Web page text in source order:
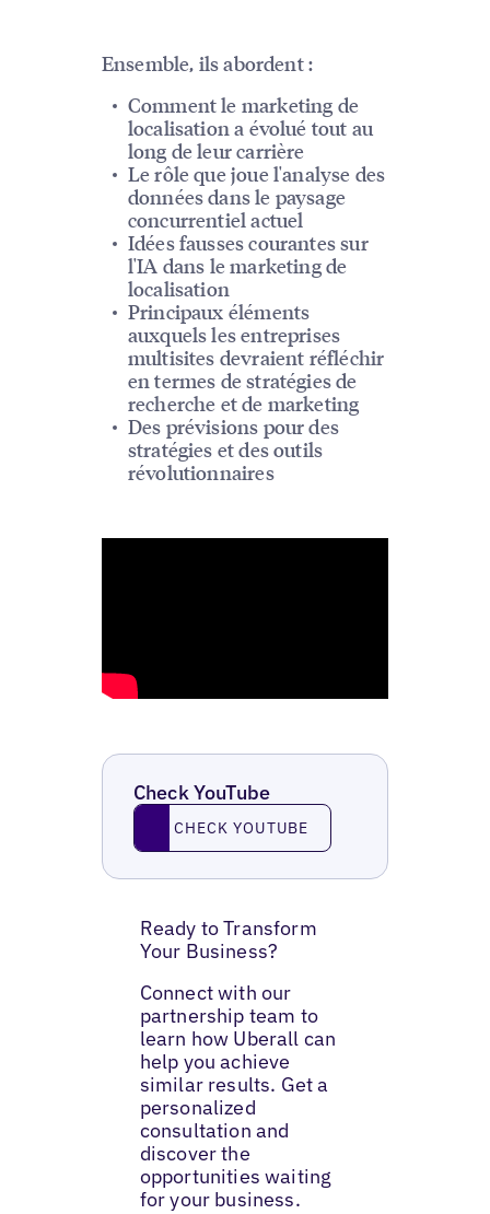
Ensemble, ils abordent :
Comment le marketing de
localisation a évolué tout au
long de leur carrière
Le rôle que joue l'analyse des
données dans le paysage
concurrentiel actuel
Idées fausses courantes sur
l'IA dans le marketing de
localisation
Principaux éléments
auxquels les entreprises
multisites devraient réfléchir
en termes de stratégies de
recherche et de marketing
Des prévisions pour des
stratégies et des outils
révolutionnaires
Check YouTube
Check YouTube
CHECK YOUTUBE
Ready to Transform
Your Business?
Connect with our
partnership team to
learn how Uberall can
help you achieve
similar results. Get a
personalized
consultation and
discover the
opportunities waiting
for your business.